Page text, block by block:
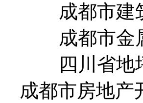
成都市建
成都市金
四川省地
成都市房